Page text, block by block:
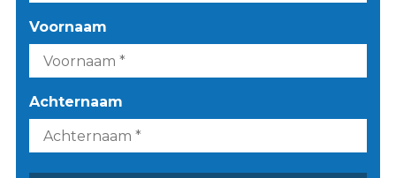
Voornaam
Achternaam